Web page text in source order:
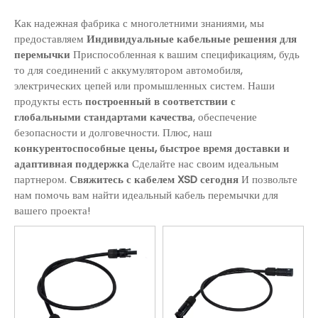
Как надежная фабрика с многолетними знаниями, мы
предоставляем Индивидуальные кабельные решения для
перемычки Приспособленная к вашим спецификациям, будь
то для соединений с аккумулятором автомобиля,
электрических цепей или промышленных систем. Наши
продукты естьпостроенный в соответствии с
глобальными стандартами качества, обеспечение
безопасности и долговечности. Плюс, наш
конкурентоспособные цены, быстрое время доставки и
адаптивная поддержка Сделайте нас своим идеальным
партнером. Свяжитесь с кабелем XSD сегодняИ позвольте
нам помочь вам найти идеальный кабель перемычки для
вашего проекта!